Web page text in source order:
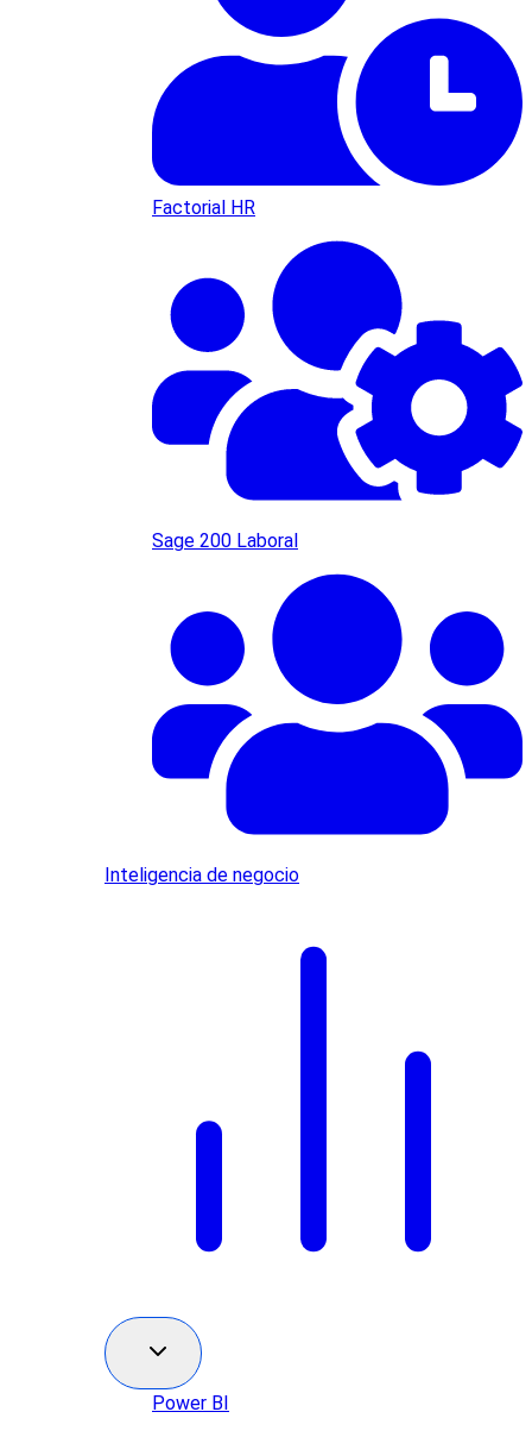
Factorial HR
Sage 200 Laboral
Inteligencia de negocio
Power BI